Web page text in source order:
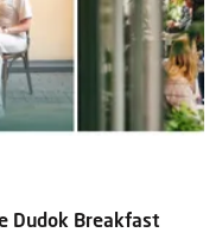
Dudok Breakfast